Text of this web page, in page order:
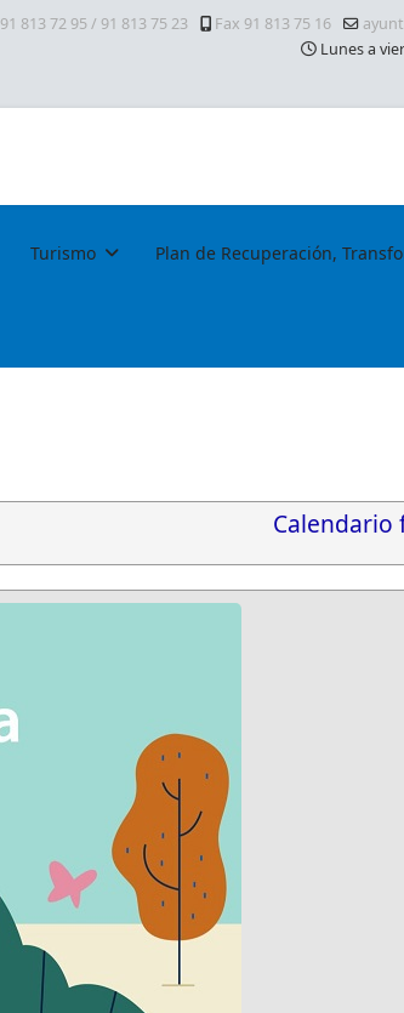
91 813 72 95 / 91 813 75 23 Fax 91 813 75 16
Lunes a
Turismo Plan de Recuperación,
Calendario